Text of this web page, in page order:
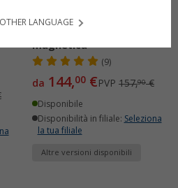
T5 / T6 per portellone
magnetica
(9)
da 144,00 €PVP 157,90€
Disponibile
Disponibilità in filiale: Seleziona
la tua filiale
Altre versioni disponibili
LANGUAGE